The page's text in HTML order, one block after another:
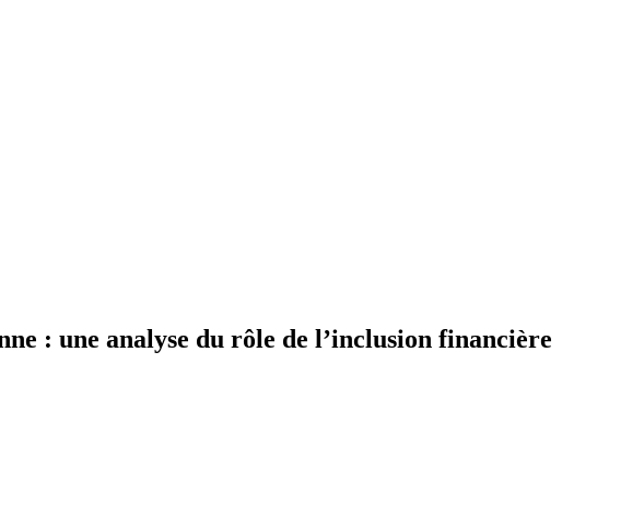
: une analyse du rôle de l’inclusion financière